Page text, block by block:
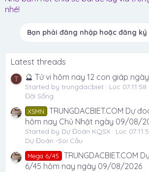
nhé!
Bạn phải đăng nhập hoặc đăng ký
Latest threads
T 🔮 Tử vi hôm nay 12 con giáp
Started by trungdacbiet Lúc 07:11:58
Đời Sống
XSMN
TRUNGDACBIET.COM Dự
hôm nay Chủ Nhật ngày 09/08/
Started by Dự Đoán KQSX Lúc
Dự Đoán -Soi Cầu
Mega 6/45
TRUNGDACBIET.COM
6/45 hôm nay ngày 09/08/2026